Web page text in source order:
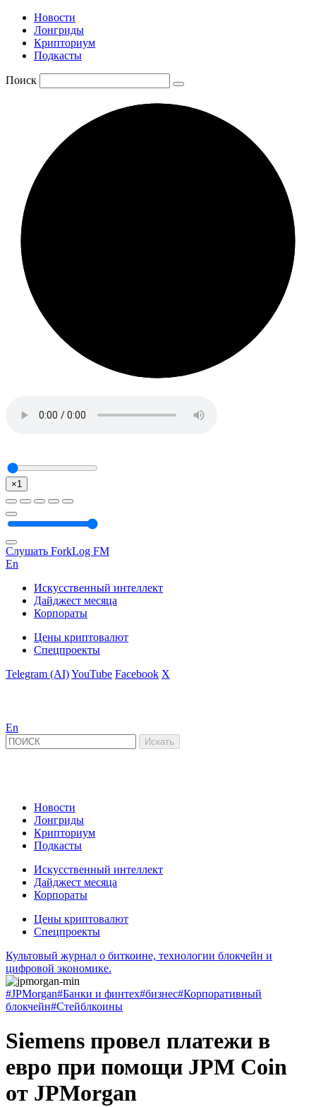
Новости
Лонгриды
Крипториум
Подкасты
Поиск
×1
Слушать ForkLog FM
En
Искусственный интеллект
Дайджест месяца
Корпораты
Цены криптовалют
Спецпроекты
Telegram (AI)YouTube Facebook X
En
Новости
Лонгриды
Крипториум
Подкасты
Искусственный интеллект
Дайджест месяца
Корпораты
Цены криптовалют
Спецпроекты
Культовый журнал о биткоине, технологии блокчейн и
цифровой экономике.
#JPMorgan#Банки и финтех#бизнес#Корпоративный
блокчейн#Стейблкоины
Siemens провел платежи в
евро при помощи JPM Coin
от JPMorgan